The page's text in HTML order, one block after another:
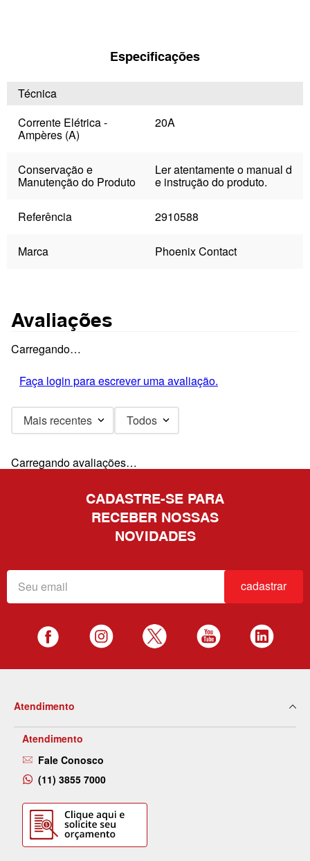
Especificações
Técnica
Corrente Elétrica -
Ampères (A)
20A
Conservação e
Manutenção do Produto
Ler atentamente o manual d
e instrução do produto.
Referência 2910588
Marca Phoenix Contact
Avaliações
Carregando…
Faça login para escrever uma avaliação.
Mais recentes Todos
Carregando avaliações…
CADASTRE-SE PARA
RECEBER NOSSAS
NOVIDADES
cadastrar
Atendimento
Atendimento
Fale Conosco
(11) 3855 7000